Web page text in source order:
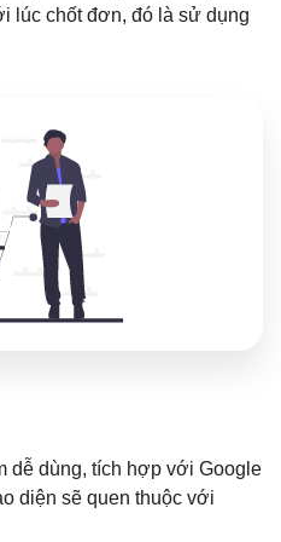
lúc chốt đơn, đó là sử dụng
dễ dùng, tích hợp với Google
diện sẽ quen thuộc với